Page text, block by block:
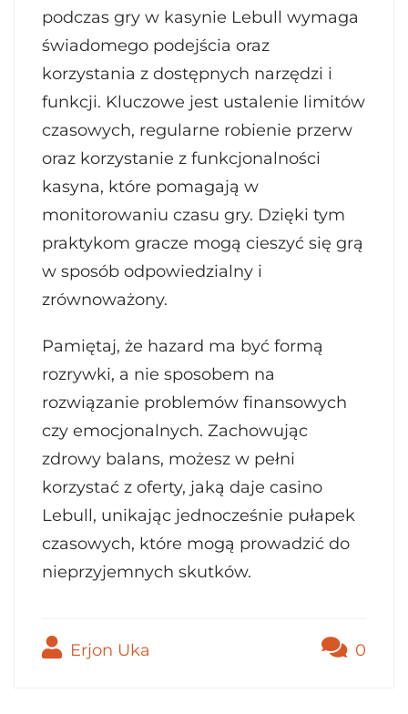
podczas gry w kasynie Lebull wymaga
świadomego podejścia oraz
korzystania z dostępnych narzędzi i
funkcji. Kluczowe jest ustalenie limitów
czasowych, regularne robienie przerw
oraz korzystanie z funkcjonalności
kasyna, które pomagają w
monitorowaniu czasu gry. Dzięki tym
praktykom gracze mogą cieszyć się grą
w sposób odpowiedzialny i
zrównoważony.
Pamiętaj, że hazard ma być formą
rozrywki, a nie sposobem na
rozwiązanie problemów finansowych
czy emocjonalnych. Zachowując
zdrowy balans, możesz w pełni
korzystać z oferty, jaką daje casino
Lebull, unikając jednocześnie pułapek
czasowych, które mogą prowadzić do
nieprzyjemnych skutków.
Erjon Uka 0